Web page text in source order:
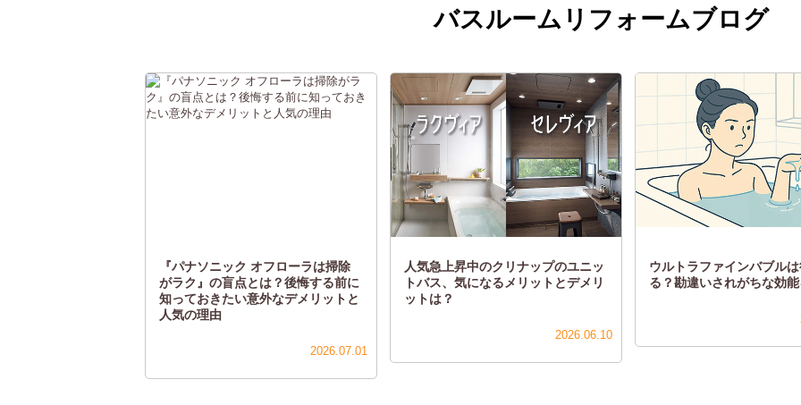
バスルームリフォームブログ
『パナソニック オフローラは掃除
がラク』の盲点とは？後悔する前に
知っておきたい意外なデメリットと
人気の理由
2026.07.01
人気急上昇中のクリナップのユニッ
トバス、気になるメリットとデメリ
ットは？
2026.06.10
ウルトラファインバブル
る？勘違いされがちな効